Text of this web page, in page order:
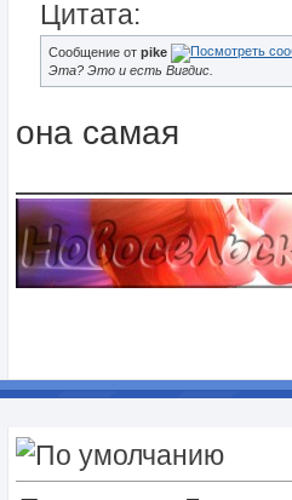
Цитата:
Сообщение от pike
Эта? Это и есть Вигдис.
она самая